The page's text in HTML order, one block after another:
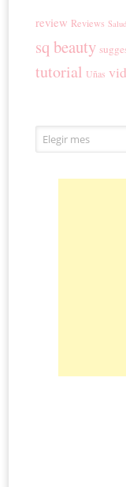
review Reviews Salud
sq beauty
tutorial Uñas
Archivos